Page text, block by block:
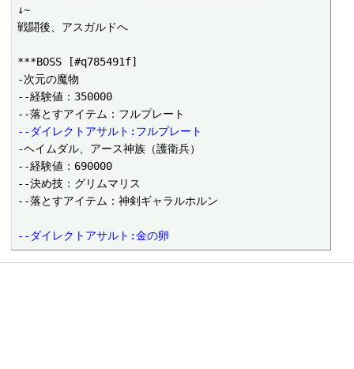
↓~
戦闘後、アスガルドへ
***BOSS [#q785491f]
-次元の魔物
--経験値：350000
--ダイレクトアサルト:フルプレート
-ヘイムダル、アース神族（護衛兵）
--経験値：690000
--決め技：グリムマリス
--ダイレクトアサルト:金の卵